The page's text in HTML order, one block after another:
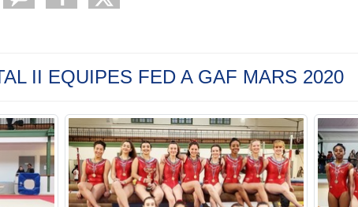
II EQUIPES FED A GAF MARS 2020